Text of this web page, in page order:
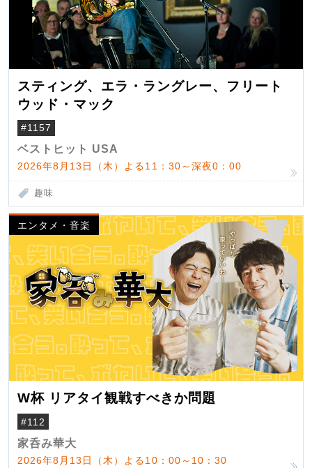
スティング、エラ・ラングレー、フリート
ウッド・マック
#1157
ベストヒット USA
2026年8月13日（木）よる11：30～深夜0：00
趣味
エンタメ・音楽
W杯 リアタイ観戦すべきか問題
#112
家呑み華大
2026年8月13日（木）よる10：00～10：30